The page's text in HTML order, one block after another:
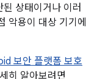
상태이거나 이러
악용이 대상 기기에
보안 플랫폼 보호
히 알아보려면